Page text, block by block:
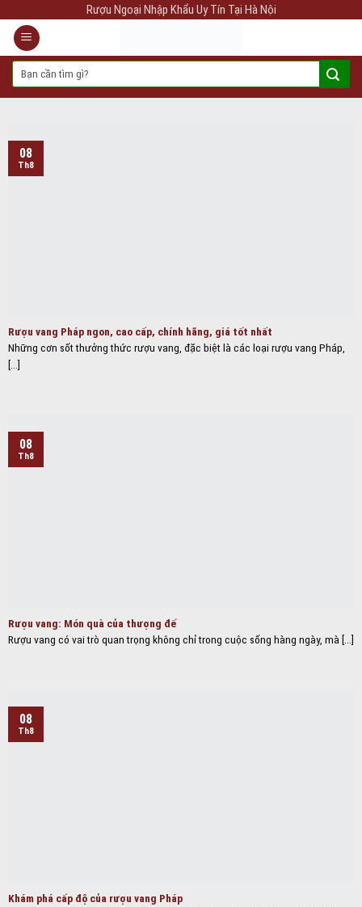
content
Rượu Ngoại Nhập Khẩu Uy Tín Tại Hà Nội
kiếm:
Rượu vang Pháp ngon, cao cấp, chính hãng, giá tốt nhất
Những cơn sốt thưởng thức rượu vang, đặc biệt là các loại rượu vang Pháp,
[...]
08
Th8
Rượu vang: Món quà của thượng đế
Rượu vang có vai trò quan trọng không chỉ trong cuộc sống hàng ngày, mà [...]
08
Th8
Khám phá cấp độ của rượu vang Pháp
08
Th8